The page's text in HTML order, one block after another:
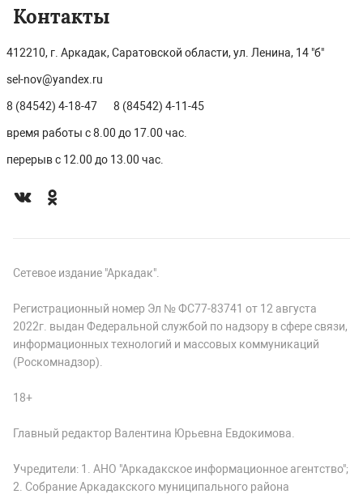
Контакты
412210, г. Аркадак, Саратовской области, ул. Ленина, 14 "б"
sel-nov@yandex.ru
8 (84542) 4-18-47 8 (84542) 4-11-45
время работы с 8.00 до 17.00 час.
перерыв с 12.00 до 13.00 час.
Сетевое издание "Аркадак".
Регистрационный номер Эл № ФС77-83741 от 12 августа
2022г. выдан Федеральной службой по надзору в сфере связи,
информационных технологий и массовых коммуникаций
(Роскомнадзор).
18+
Главный редактор Валентина Юрьевна Евдокимова.
Учредители: 1. АНО "Аркадакское информационное агентство";
2. Собрание Аркадакского муниципального района